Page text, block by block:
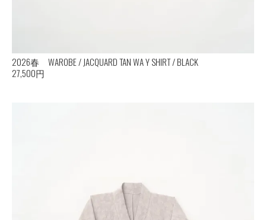
2026春 WAROBE / JACQUARD TAN WA Y SHIRT / BLACK
27,500円